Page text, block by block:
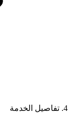
تفاصيل الخدمة